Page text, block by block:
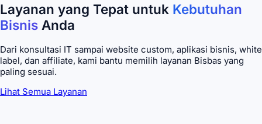
Layanan yang Tepat untuk Kebutuhan
Bisnis Anda
Dari konsultasi IT sampai website custom, aplikasi bisnis, white
label, dan affiliate, kami bantu memilih layanan Bisbas yang
paling sesuai.
Lihat Semua Layanan